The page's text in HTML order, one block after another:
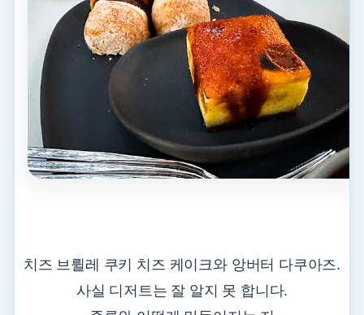
치즈 브륄레 쿠키 치즈 케이크와 앙버터 다쿠아즈.
사실 디저트는 잘 알지 못 합니다.